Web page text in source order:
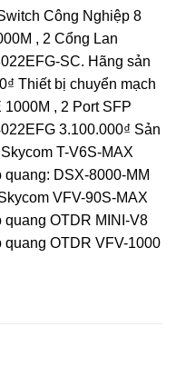
Công Nghiệp 8
, 2 Cổng Lan
SC. Hãng sản
Thiết bị chuyển mạch
, 2 Port SFP
3.100.000₫ Sản
T-V6S-MAX
DSX-8000-MM
VFV-90S-MAX
quang OTDR MINI-V8
quang OTDR VFV-1000